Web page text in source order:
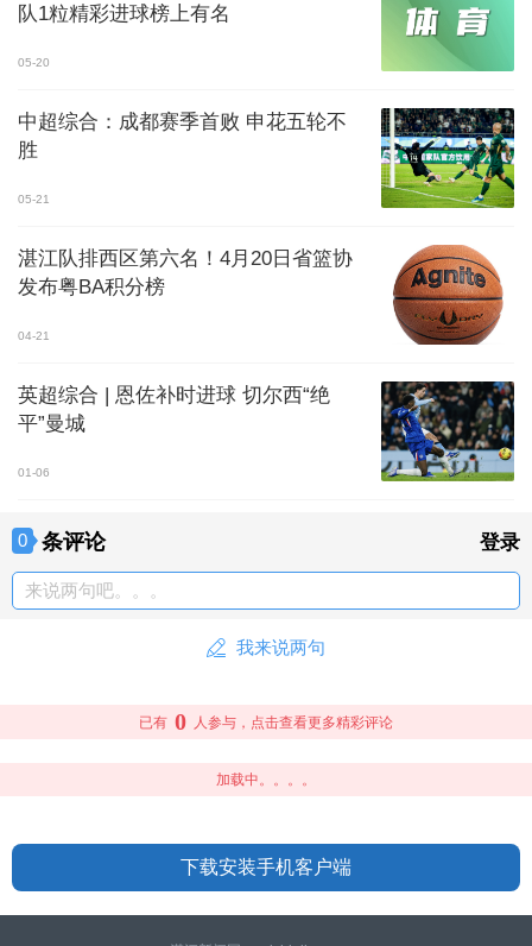
队1粒精彩进球榜上有名
05-20
中超综合：成都赛季首败 申花五轮不
胜
05-21
湛江队排西区第六名！4月20日省篮协
发布粤BA积分榜
04-21
英超综合 | 恩佐补时进球 切尔西“绝
平”曼城
01-06
0 条评论 登录
来说两句吧。。。
我来说两句
已有 0 人参与，点击查看更多精彩评论
加载中。。。。
下载安装手机客户端